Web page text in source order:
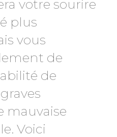
votre sourire
plus
vous
de
de
mauvaise
Voici